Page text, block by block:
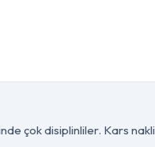
çok disiplinliler. Kars